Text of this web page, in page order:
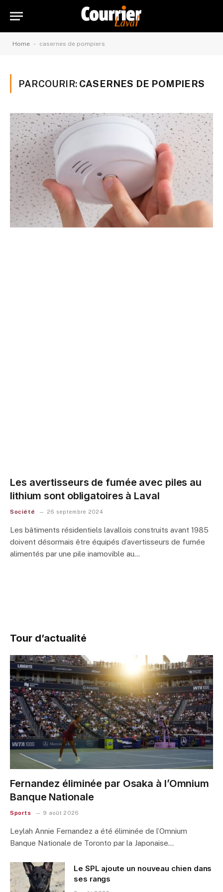
Home - casernes de pompiers
PARCOURIR: CASERNES DE POMPIERS
Les avertisseurs de fumée avec piles au
lithium sont obligatoires à Laval
Société 26 septembre 2024
Les bâtiments résidentiels lavallois construits avant 1985
doivent désormais être équipés d’avertisseurs de fumée
alimentés par une pile inamovible au…
Tour d’actualité
Fernandez éliminée par Osaka à l’Omnium
Banque Nationale
Sports 9 août 2026
Leylah Annie Fernandez a été éliminée de l’Omnium
Banque Nationale de Toronto par la Japonaise…
Le SPL ajoute un nouveau chien dans
ses rangs